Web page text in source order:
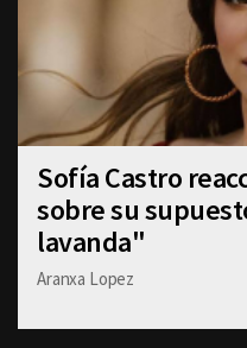
Sofía Castro
sobre su
lavanda"
Aranxa Lopez